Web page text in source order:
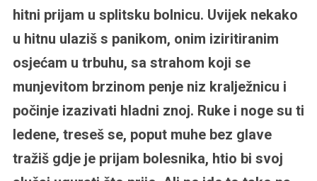
hitni prijam u splitsku bolnicu. Uvijek nekako
u hitnu ulaziš s panikom, onim iziritiranim
osjećam u trbuhu, sa strahom koji se
munjevitom brzinom penje niz kralježnicu i
počinje izazivati hladni znoj. Ruke i noge su ti
ledene, treseš se, poput muhe bez glave
tražiš gdje je prijam bolesnika, htio bi svoj